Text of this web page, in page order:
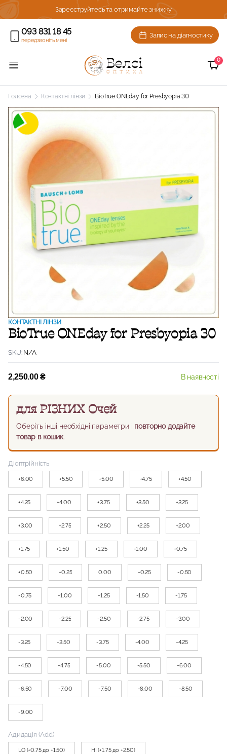
Зареєструйтесь та отримайте знижку
093 831 18 45
передзвоніть мені
Запис на діагностику
0
Головна Контактні лінзи BioTrue ONEday for Presbyopia 30
КОНТАКТНІ ЛІНЗИ
BioTrue ONEday for Presbyopia 30
SKU: N/A
2,250.00₴ В наявності
для РІЗНИХ Очей
Оберіть інші необхідні параметри і повторно додайте
товар в кошик.
Діоптрійність
+6.00 +5.50 +5.00 +4.75 +4.50
+4.25 +4.00 +3.75 +3.50 +3.25
+3.00 +2.75 +2.50 +2.25 +2.00
+1.75 +1.50 +1.25 +1.00 +0.75
+0.50 +0.25 0.00 -0.25 -0.50
-0.75 -1.00 -1.25 -1.50 -1.75
-2.00 -2.25 -2.50 -2.75 -3.00
-3.25 -3.50 -3.75 -4.00 -4.25
-4.50 -4.75 -5.00 -5.50 -6.00
-6.50 -7.00 -7.50 -8.00 -8.50
-9.00
Адидація (Add)
LO (+0.75 до +1.50) HI (+1.75 до +2.50)